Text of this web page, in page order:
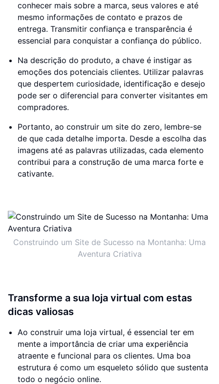
conhecer mais sobre a marca, seus valores e até
mesmo informações de contato e prazos de
entrega. Transmitir confiança e transparência é
essencial para conquistar a confiança do público.
Na descrição do produto, a chave é instigar as
emoções dos potenciais clientes. Utilizar palavras
que despertem curiosidade, identificação e desejo
pode ser o diferencial para converter visitantes em
compradores.
Portanto, ao construir um site do zero, lembre-se
de que cada detalhe importa. Desde a escolha das
imagens até as palavras utilizadas, cada elemento
contribui para a construção de uma marca forte e
cativante.
Construindo um Site de Sucesso na Montanha: Uma
Aventura Criativa
Transforme a sua loja virtual com estas
dicas valiosas
Ao construir uma loja virtual, é essencial ter em
mente a importância de criar uma experiência
atraente e funcional para os clientes. Uma boa
estrutura é como um esqueleto sólido que sustenta
todo o negócio online.